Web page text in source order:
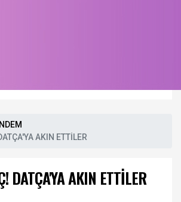
AKIN ETTİLER
DATÇA'YA AKIN ETTİLER